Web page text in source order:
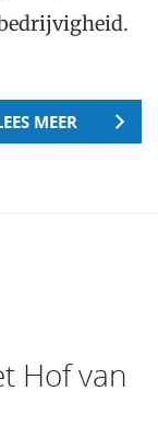
MEER
Hof van